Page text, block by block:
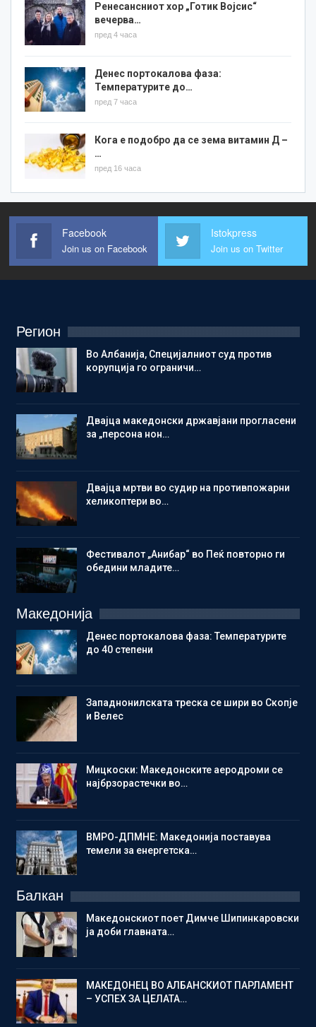
Ренесансниот хор „Готик Војсис“
вечерва…
пред 4 часа
Денес портокалова фаза:
Температурите до…
пред 7 часа
Кога е подобро да се зема витамин Д –
…
пред 16 часа
Facebook
Join us on Facebook
Istokpress
Join us on Twitter
Регион
Во Албанија, Специјалниот суд против
корупција го ограничи…
Двајца македонски државјани прогласени
за „персона нон…
Двајца мртви во судир на противпожарни
хеликоптери во…
Фестивалот „Анибар“ во Пеќ повторно ги
обедини младите…
Македонија
Денес портокалова фаза: Температурите
до 40 степени
Западнонилската треска се шири во Скопје
и Велес
Мицкоски: Македонските аеродроми се
најбрзорастечки во…
ВМРО-ДПМНЕ: Македонија поставува
темели за енергетска…
Балкан
Македонскиот поет Димче Шипинкаровски
ја доби главната…
МАКЕДОНЕЦ ВО АЛБАНСКИОТ ПАРЛАМЕНТ
– УСПЕХ ЗА ЦЕЛАТА…